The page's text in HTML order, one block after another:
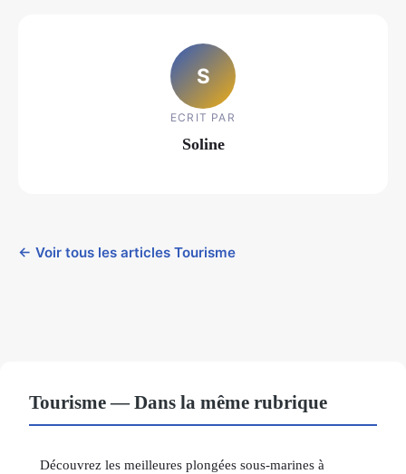
S
ECRIT PAR
Soline
← Voir tous les articles Tourisme
Tourisme — Dans la même rubrique
Découvrez les meilleures plongées sous-marines à